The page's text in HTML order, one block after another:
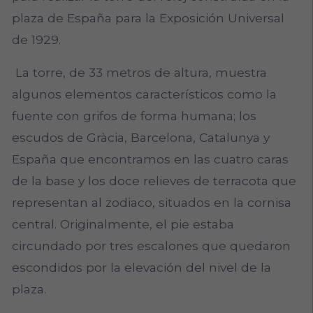
plaza de España para la Exposición Universal
de 1929.
La torre, de 33 metros de altura, muestra
algunos elementos característicos como la
fuente con grifos de forma humana; los
escudos de Gràcia, Barcelona, Catalunya y
España que encontramos en las cuatro caras
de la base y los doce relieves de terracota que
representan al zodiaco, situados en la cornisa
central. Originalmente, el pie estaba
circundado por tres escalones que quedaron
escondidos por la elevación del nivel de la
plaza.